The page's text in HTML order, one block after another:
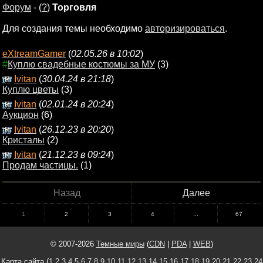
Форум - (?) Торговля
Для создания темы необходимо авторизироваться.
eXtreamGamer (02.05.26 в 10:02)
#Куплю свадебные костюмы за МУ (3)
Ivitan (30.04.24 в 21:18)
Куплю цветы (3)
Ivitan (02.01.24 в 20:24)
Аукцион (6)
Ivitan (26.12.23 в 20:20)
Кристалы (2)
Ivitan (21.12.23 в 09:24)
Продам частицы. (1)
Назад Далее
1 2 3 4 67
© 2007-2026 Темные миры(CDN PDA| WEB)